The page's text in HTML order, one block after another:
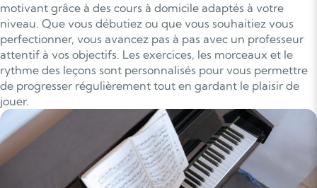
motivant grâce à des cours à domicile adaptés à votre
niveau. Que vous débutiez ou que vous souhaitiez vous
perfectionner, vous avancez pas à pas avec un professeur
attentif à vos objectifs. Les exercices, les morceaux et le
rythme des leçons sont personnalisés pour vous permettre
de progresser régulièrement tout en gardant le plaisir de
jouer.